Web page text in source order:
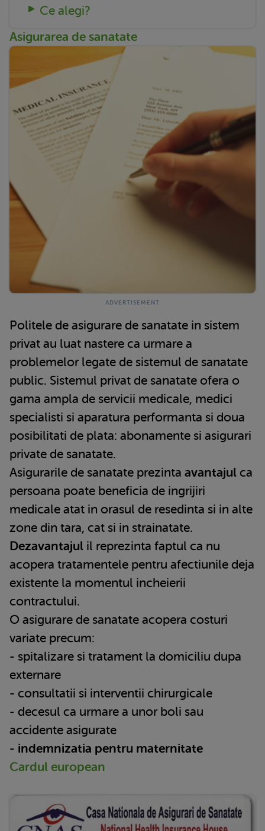
Ce alegi?
Asigurarea de sanatate
Politele de asigurare de sanatate in sistem
privat au luat nastere ca urmare a
problemelor legate de sistemul de sanatate
public. Sistemul privat de sanatate ofera o
gama ampla de servicii medicale, medici
specialisti si aparatura performanta si doua
posibilitati de plata: abonamente si asigurari
private de sanatate.
Asigurarile de sanatate prezinta avantajul ca
persoana poate beneficia de ingrijiri
medicale atat in orasul de resedinta si in alte
zone din tara, cat si in strainatate.
Dezavantajul il reprezinta faptul ca nu
acopera tratamentele pentru afectiunile deja
existente la momentul incheierii
contractului.
O asigurare de sanatate acopera costuri
variate precum:
- spitalizare si tratament la domiciliu dupa
externare
- consultatii si interventii chirurgicale
- decesul ca urmare a unor boli sau
accidente asigurate
- indemnizatia pentru maternitate
Cardul european